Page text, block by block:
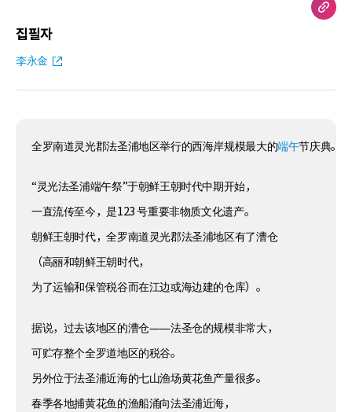
집필자
李永金
全罗南道灵光郡法圣浦地区举行的西海岸规模最大的端午节庆典。
“灵光法圣浦端午祭”于朝鲜王朝时代中期开始，
一直流传至今，是123 号重要非物质文化遗产。
朝鲜王朝时代，全罗南道灵光郡法圣浦地区有了漕仓
（高丽和朝鲜王朝时代，
为了运输和保管税谷而在江边或海边建的仓库）。
据说，过去该地区的漕仓——法圣仓的规模非常大，
可贮存整个全罗道地区的税谷。
另外位于法圣浦近海的七山渔场黄花鱼产量很多。
春季各地捕黄花鱼的渔船涌向法圣浦近海，